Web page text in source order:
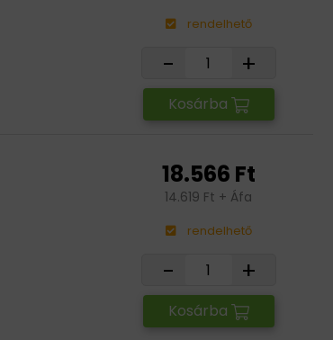
rendelhető
- +
Kosárba
18.566 Ft
14.619 Ft + Áfa
rendelhető
- +
Kosárba